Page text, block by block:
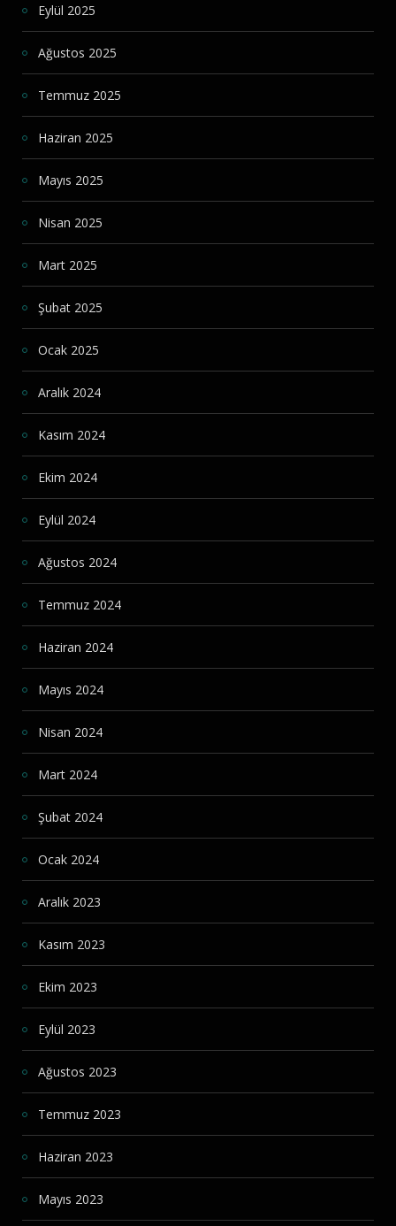
Eylül 2025
Ağustos 2025
Temmuz 2025
Haziran 2025
Mayıs 2025
Nisan 2025
Mart 2025
Şubat 2025
Ocak 2025
Aralık 2024
Kasım 2024
Ekim 2024
Eylül 2024
Ağustos 2024
Temmuz 2024
Haziran 2024
Mayıs 2024
Nisan 2024
Mart 2024
Şubat 2024
Ocak 2024
Aralık 2023
Kasım 2023
Ekim 2023
Eylül 2023
Ağustos 2023
Temmuz 2023
Haziran 2023
Mayıs 2023